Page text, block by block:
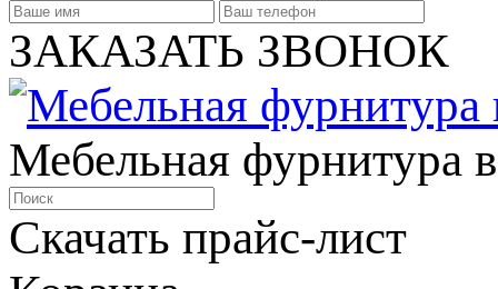
ЗАКАЗАТЬ ЗВОНОК
Мебельная фурнитура
Скачать прайс-лист